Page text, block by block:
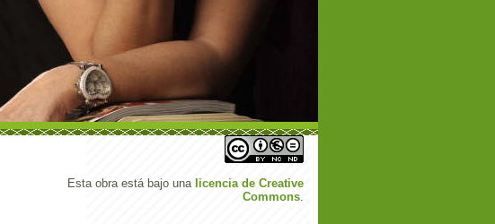
Esta obra está bajo una licencia de Creative
Commons.